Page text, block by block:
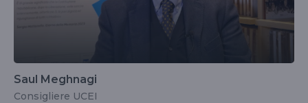
Saul Meghnagi
Consigliere UCEI